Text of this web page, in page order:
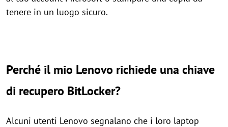
tenere in un luogo sicuro.
Perché il mio Lenovo richiede una chiave
di recupero BitLocker?
Alcuni utenti Lenovo segnalano che i loro laptop